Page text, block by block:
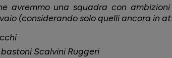
avremmo una squadra con
(considerando solo quelli ancora in
Scalvini Ruggeri